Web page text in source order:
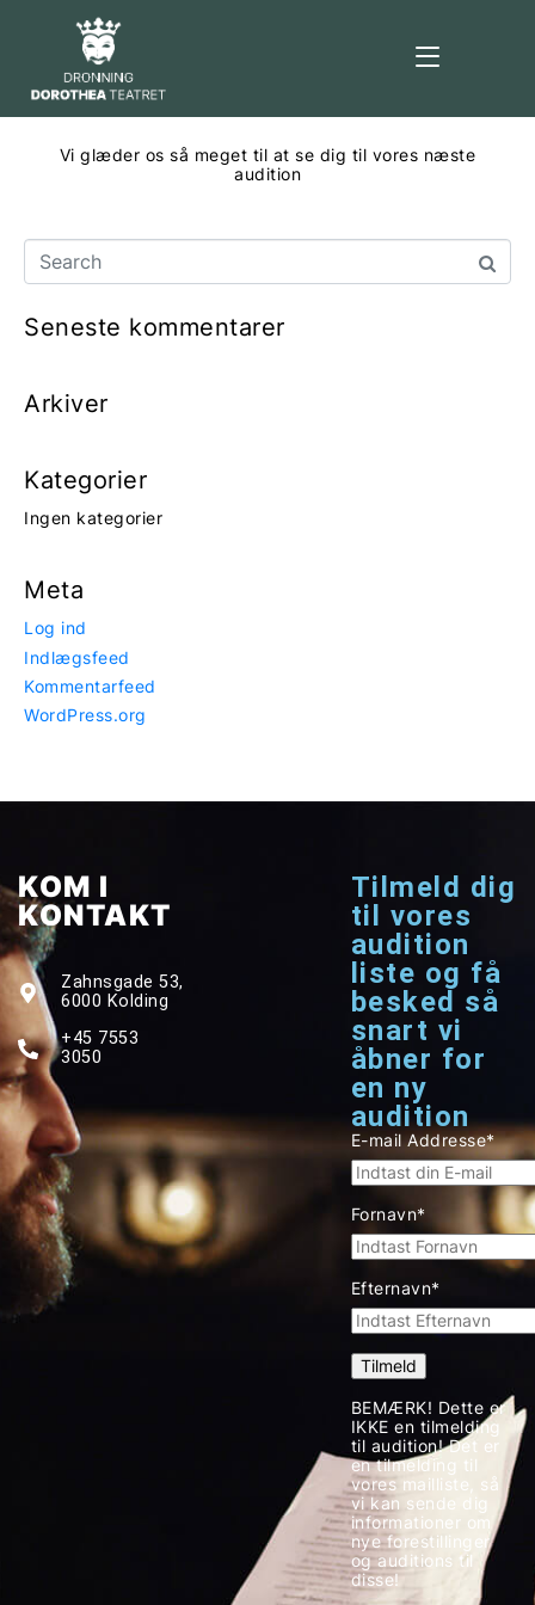
Vi glæder os så meget til at se dig til vores næste
audition
Seneste kommentarer
Arkiver
Kategorier
Ingen kategorier
Meta
Log ind
Indlægsfeed
Kommentarfeed
WordPress.org
KOM I
KONTAKT
Zahnsgade 53,
6000 Kolding
+45 7553
3050
Tilmeld dig
til vores
audition
liste og få
besked så
snart vi
åbner for
en ny
audition
E-mail Addresse*
Fornavn*
Efternavn*
BEMÆRK! Dette er
IKKE en tilmelding
til audition! Det er
en tilmelding til
vores mailliste, så
vi kan sende dig
informationer om
nye forestillinger
og auditions til
disse!